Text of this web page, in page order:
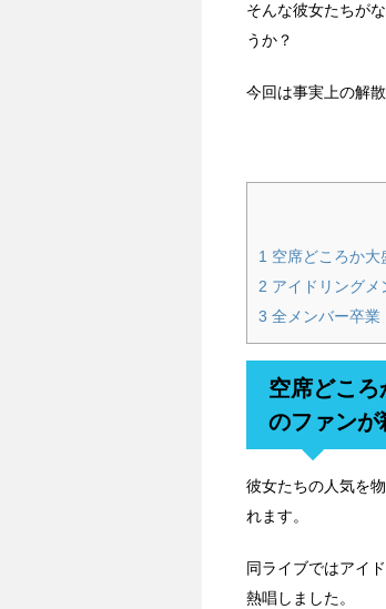
そんな彼女たちが
うか？
今回は事実上の解
1 空席どころか大
2 アイドリングメ
3 全メンバー卒業
空席どこ
のファンが
彼女たちの人気を
れます。
同ライブではアイ
熱唱しました。